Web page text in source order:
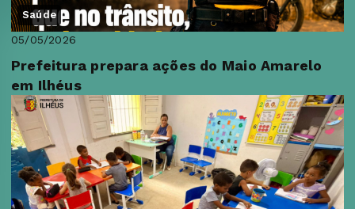
Saúde
05/05/2026
Prefeitura prepara ações do Maio Amarelo
em Ilhéus